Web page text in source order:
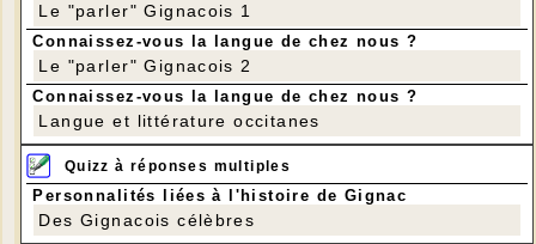
Le "parler" Gignacois 1
Connaissez-vous la langue de chez nous ?
Le "parler" Gignacois 2
Connaissez-vous la langue de chez nous ?
Langue et littérature occitanes
Quizz à réponses multiples
Personnalités liées à l'histoire de Gignac
Des Gignacois célèbres